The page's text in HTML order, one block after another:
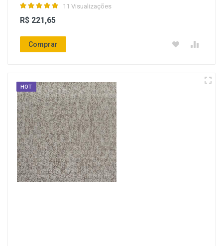
11 Visualizações
R$ 221,65
Comprar
HOT